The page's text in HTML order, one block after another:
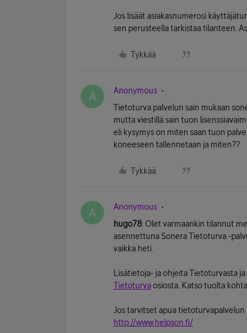
Jos lisäät asiakasnumerosi
sen perusteella tarkistaa tilanteen.
Tykkää
A Anonymous
Tietoturva palvelun sain mukaan
mutta viestillä sain tuon
eli kysymys on miten saan tuon
koneeseen tallennetaan ja miten??
Tykkää
A Anonymous
hugo78: Olet varmaankin tilannut
asennettuna Sonera Tietoturva -
vaikka heti.
Lisätietoja- ja ohjeita Tietoturvasta
Tietoturvaosiosta. Katso tuolta
Jos tarvitset apua tietoturvapalvelun
http://www.helpson.fi/